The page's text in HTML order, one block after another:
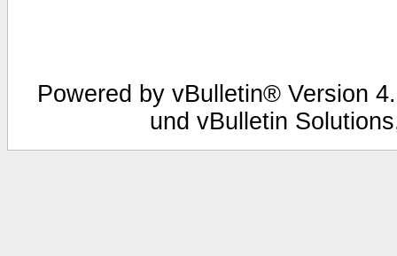
Powered by vBulletin® Version
und vBulletin